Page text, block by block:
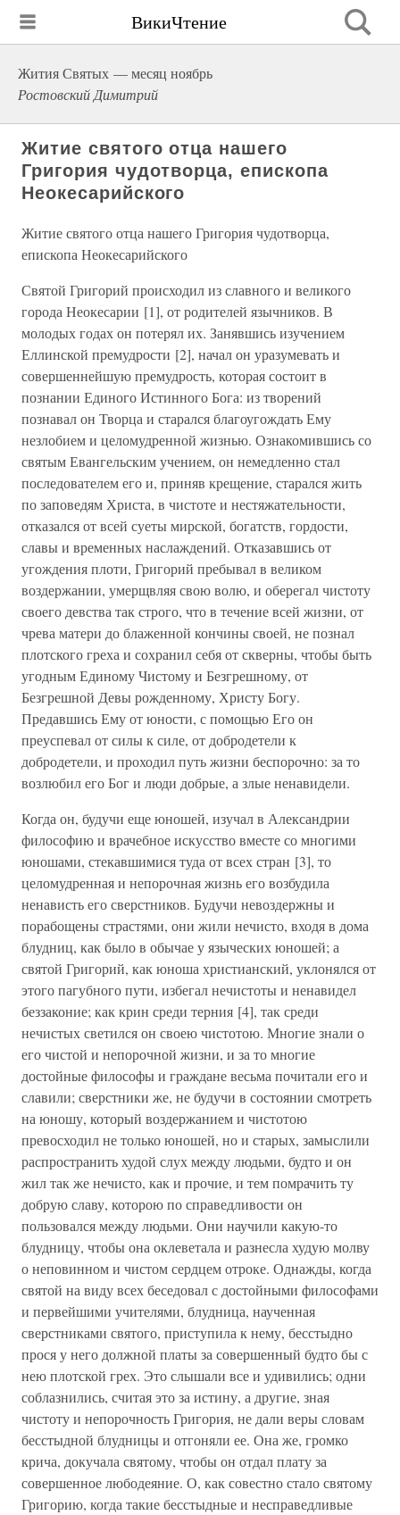
ВикиЧтение
Жития Святых — месяц ноябрь
Ростовский Димитрий
Житие святого отца нашего
Григория чудотворца, епископа
Неокесарийского
Житие святого отца нашего Григория чудотворца,
епископа Неокесарийского
Святой Григорий происходил из славного и великого
города Неокесарии [1], от родителей язычников. В
молодых годах он потерял их. Занявшись изучением
Еллинской премудрости [2], начал он уразумевать и
совершеннейшую премудрость, которая состоит в
познании Единого Истинного Бога: из творений
познавал он Творца и старался благоугождать Ему
незлобием и целомудренной жизнью. Ознакомившись со
святым Евангельским учением, он немедленно стал
последователем его и, приняв крещение, старался жить
по заповедям Христа, в чистоте и нестяжательности,
отказался от всей суеты мирской, богатств, гордости,
славы и временных наслаждений. Отказавшись от
угождения плоти, Григорий пребывал в великом
воздержании, умерщвляя свою волю, и оберегал чистоту
своего девства так строго, что в течение всей жизни, от
чрева матери до блаженной кончины своей, не познал
плотского греха и сохранил себя от скверны, чтобы быть
угодным Единому Чистому и Безгрешному, от
Безгрешной Девы рожденному, Христу Богу.
Предавшись Ему от юности, с помощью Его он
преуспевал от силы к силе, от добродетели к
добродетели, и проходил путь жизни беспорочно: за то
возлюбил его Бог и люди добрые, а злые ненавидели.
Когда он, будучи еще юношей, изучал в Александрии
философию и врачебное искусство вместе со многими
юношами, стекавшимися туда от всех стран [3], то
целомудренная и непорочная жизнь его возбудила
ненависть его сверстников. Будучи невоздержны и
порабощены страстями, они жили нечисто, входя в дома
блудниц, как было в обычае у языческих юношей; а
святой Григорий, как юноша христианский, уклонялся от
этого пагубного пути, избегал нечистоты и ненавидел
беззаконие; как крин среди терния [4], так среди
нечистых светился он своею чистотою. Многие знали о
его чистой и непорочной жизни, и за то многие
достойные философы и граждане весьма почитали его и
славили; сверстники же, не будучи в состоянии смотреть
на юношу, который воздержанием и чистотою
превосходил не только юношей, но и старых, замыслили
распространить худой слух между людьми, будто и он
жил так же нечисто, как и прочие, и тем помрачить ту
добрую славу, которою по справедливости он
пользовался между людьми. Они научили какую-то
блудницу, чтобы она оклеветала и разнесла худую молву
о неповинном и чистом сердцем отроке. Однажды, когда
святой на виду всех беседовал с достойными философами
и первейшими учителями, блудница, наученная
сверстниками святого, приступила к нему, бесстыдно
прося у него должной платы за совершенный будто бы с
нею плотской грех. Это слышали все и удивились; одни
соблазнились, считая это за истину, а другие, зная
чистоту и непорочность Григория, не дали веры словам
бесстыдной блудницы и отгоняли ее. Она же, громко
крича, докучала святому, чтобы он отдал плату за
совершенное любодеяние. О, как совестно стало святому
Григорию, когда такие бесстыдные и несправедливые